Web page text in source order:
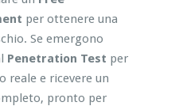
per ottenere una
Se emergono
Penetration Test per
reale e ricevere un
pronto per